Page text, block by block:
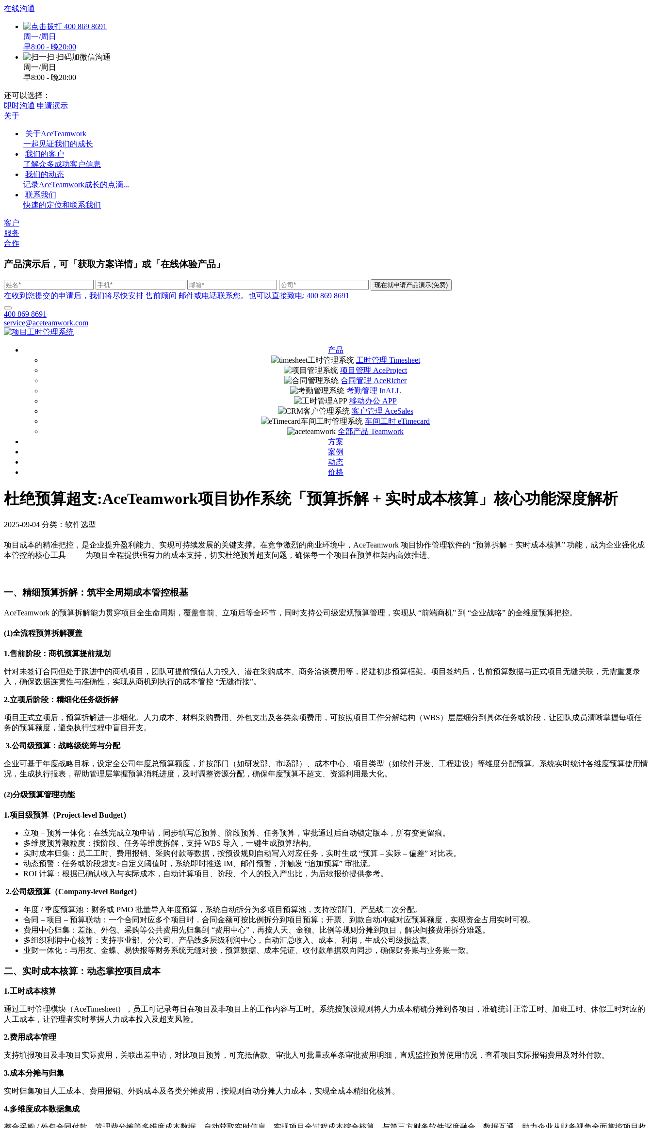
在线沟通
400 869 8691
周一/周日
早8:00 - 晚20:00
扫码加微信沟通
周一/周日
早8:00 - 晚20:00
还可以选择：
即时沟通 申请演示
关于
关于AceTeamwork
一起见证我们的成长
我们的客户
了解众多成功客户信息
我们的动态
记录AceTeamwork成长的点滴...
联系我们
快速的定位和联系我们
客户
服务
合作
产品演示后，可「获取方案详情」或「在线体验产品」
在收到您提交的申请后，我们将尽快安排 售前顾问 邮件或电话联系您。也可以直接致电: 400 869 8691
400 869 8691
service@aceteamwork.com
产品
工时管理 Timesheet
项目管理 AceProject
合同管理 AceRicher
考勤管理 InALL
移动办公 APP
客户管理 AceSales
车间工时 eTimecard
全部产品 Teamwork
方案
案例
动态
价格
杜绝预算超支:AceTeamwork项目协作系统「预算拆解 + 实时成本核算」核心功能深度解析
2025-09-04 分类：软件选型
项目成本的精准把控，是企业提升盈利能力、实现可持续发展的关键支撑。在竞争激烈的商业环境中，AceTeamwork 项目协作管理软件的 “预算拆解 + 实时成本核算” 功能，成为企业强化成
本管控的核心工具 —— 为项目全程提供强有力的成本支持，切实杜绝预算超支问题，确保每一个项目在预算框架内高效推进。
一、精细预算拆解：筑牢全周期成本管控根基
AceTeamwork 的预算拆解能力贯穿项目全生命周期，覆盖售前、立项后等全环节，同时支持公司级宏观预算管理，实现从 “前端商机” 到 “企业战略” 的全维度预算把控。
(1)全流程预算拆解覆盖
1.售前阶段：商机预算提前规划
针对未签订合同但处于跟进中的商机项目，团队可提前预估人力投入、潜在采购成本、商务洽谈费用等，搭建初步预算框架。项目签约后，售前预算数据与正式项目无缝关联，无需重复录
入，确保数据连贯性与准确性，实现从商机到执行的成本管控 “无缝衔接”。
2.立项后阶段：精细化任务级拆解
项目正式立项后，预算拆解进一步细化。人力成本、材料采购费用、外包支出及各类杂项费用，可按照项目工作分解结构（WBS）层层细分到具体任务或阶段，让团队成员清晰掌握每项任
务的预算额度，避免执行过程中盲目开支。
3.公司级预算：战略级统筹与分配
企业可基于年度战略目标，设定全公司年度总预算额度，并按部门（如研发部、市场部）、成本中心、项目类型（如软件开发、工程建设）等维度分配预算。系统实时统计各维度预算使用情
况，生成执行报表，帮助管理层掌握预算消耗进度，及时调整资源分配，确保年度预算不超支、资源利用最大化。
(2)分级预算管理功能
1.项目级预算（Project-level Budget）
立项 – 预算一体化：在线完成立项申请，同步填写总预算、阶段预算、任务预算，审批通过后自动锁定版本，所有变更留痕。
多维度预算颗粒度：按阶段、任务等维度拆解，支持 WBS 导入，一键生成预算结构。
实时成本归集：员工工时、费用报销、采购付款等数据，按预设规则自动写入对应任务，实时生成 “预算 – 实际 – 偏差” 对比表。
动态预警：任务或阶段超支≥自定义阈值时，系统即时推送 IM、邮件预警，并触发 “追加预算” 审批流。
ROI 计算：根据已确认收入与实际成本，自动计算项目、阶段、个人的投入产出比，为后续报价提供参考。
2.公司级预算（Company-level Budget）
年度 / 季度预算池：财务或 PMO 批量导入年度预算，系统自动拆分为多项目预算池，支持按部门、产品线二次分配。
合同 – 项目 – 预算联动：一个合同对应多个项目时，合同金额可按比例拆分到项目预算；开票、到款自动冲减对应预算额度，实现资金占用实时可视。
费用中心归集：差旅、外包、采购等公共费用先归集到 “费用中心”，再按人天、金额、比例等规则分摊到项目，解决间接费用拆分难题。
多组织利润中心核算：支持事业部、分公司、产品线多层级利润中心，自动汇总收入、成本、利润，生成公司级损益表。
业财一体化：与用友、金蝶、易快报等财务系统无缝对接，预算数据、成本凭证、收付款单据双向同步，确保财务账与业务账一致。
二、实时成本核算：动态掌控项目成本
1.工时成本核算
通过工时管理模块（AceTimesheet），员工可记录每日在项目及非项目上的工作内容与工时。系统按预设规则将人力成本精确分摊到各项目，准确统计正常工时、加班工时、休假工时对应的
人工成本，让管理者实时掌握人力成本投入及超支风险。
2.费用成本管理
支持填报项目及非项目实际费用，关联出差申请，对比项目预算，可充抵借款。审批人可批量或单条审批费用明细，直观监控预算使用情况，查看项目实际报销费用及对外付款。
3.成本分摊与归集
实时归集项目人工成本、费用报销、外购成本及各类分摊费用，按规则自动分摊人力成本，实现全成本精细化核算。
4.多维度成本数据集成